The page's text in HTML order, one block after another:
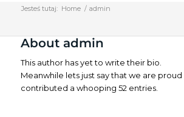
Jesteś tutaj: Home / admin
About admin
This author has yet to write their bio.
Meanwhile lets just say that we are proud
contributed a whooping 52 entries.